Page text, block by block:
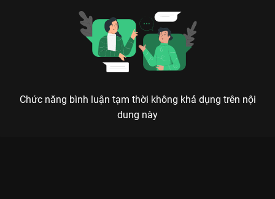
Chức năng bình luận tạm thời không khả dụng trên nội
dung này